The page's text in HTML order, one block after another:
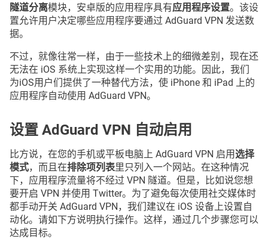
隧道分离模块，安卓版的应用程序具有应用程序设置。该设
置允许用户决定哪些应用程序要通过 AdGuard VPN 发送数
据。
不过，就像往常一样，由于一些技术上的细微差别，现在还
无法在 iOS 系统上实现这样一个实用的功能。因此，我们
为iOS用户们提供了一种替代方法，使 iPhone 和 iPad 上的
应用程序自动使用 AdGuard VPN。
设置 AdGuard VPN 自动启用
比方说，在您的手机或平板电脑上 AdGuard VPN 启用 选择
模式，而且在排除项列表里只列入一个网站。在这种情况
下，应用程序流量将不经过 VPN 隧道。但是，比如说您想
要开启 VPN 并使用 Twitter。为了避免每次使用社交媒体时
都手动开关 AdGuard VPN，我们建议在 iOS 设备上设置自
动化。请如下方说明执行操作。这样，通过几个步骤您可以
达成目标。